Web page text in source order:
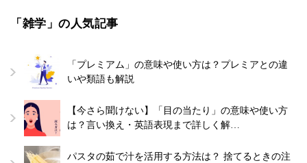
「雑学」の人気記事
「プレミアム」の意味や使い方は？プレミアとの違
いや類語も解説
【今さら聞けない】「目の当たり」の意味や使い方
は？言い換え・英語表現まで詳しく解…
パスタの茹で汁を活用する方法は？ 捨てるときの注